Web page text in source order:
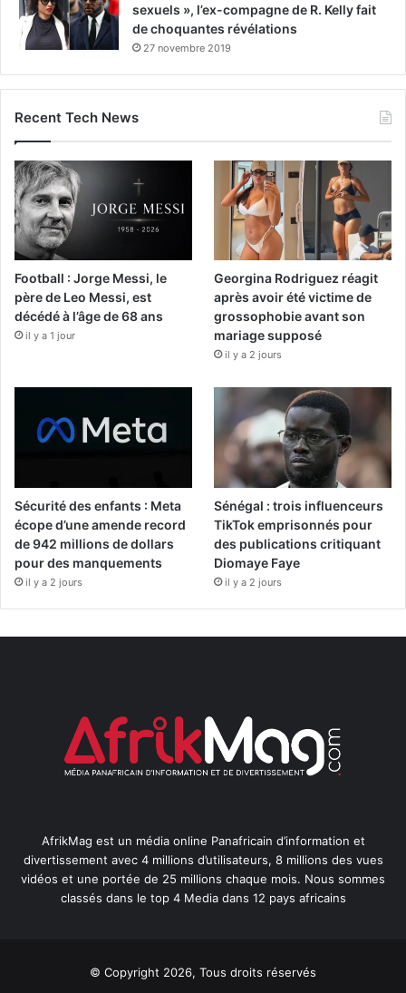
sexuels », l’ex-compagne de R. Kelly fait
de choquantes révélations
27 novembre 2019
Recent Tech News
Football : Jorge Messi, le
père de Leo Messi, est
décédé à l’âge de 68 ans
il y a 1 jour
Georgina Rodriguez réagit
après avoir été victime de
grossophobie avant son
mariage supposé
il y a 2 jours
Sécurité des enfants : Meta
écope d’une amende record
de 942 millions de dollars
pour des manquements
il y a 2 jours
Sénégal : trois influenceurs
TikTok emprisonnés pour
des publications critiquant
Diomaye Faye
il y a 2 jours
AfrikMag est un média online Panafricain d’information et
divertissement avec 4 millions d’utilisateurs, 8 millions des vues
vidéos et une portée de 25 millions chaque mois. Nous sommes
classés dans le top 4 Media dans 12 pays africains
© Copyright 2026, Tous droits réservés